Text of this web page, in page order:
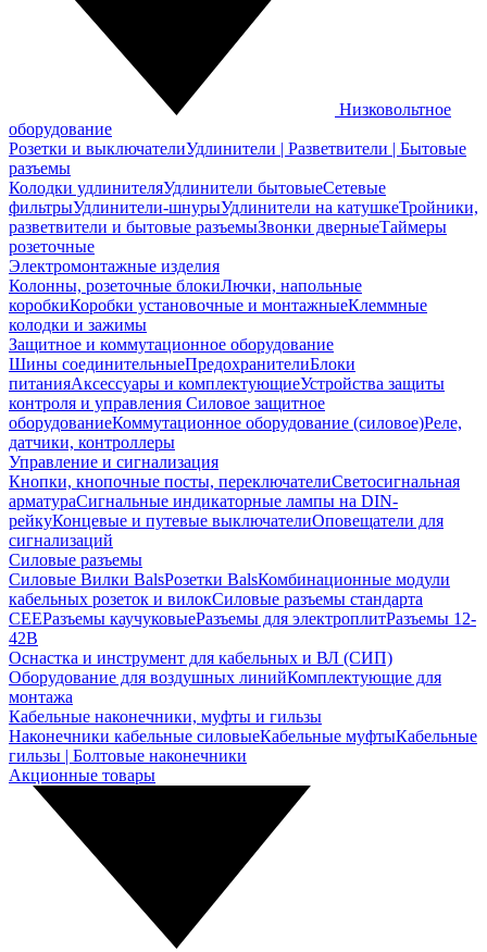
Низковольтное
оборудование
Розетки и выключателиУдлинители | Разветвители | Бытовые
разъемы
Колодки удлинителяУдлинители бытовыеСетевые
фильтрыУдлинители-шнурыУдлинители на катушкеТройники,
разветвители и бытовые разъемыЗвонки дверныеТаймеры
розеточные
Электромонтажные изделия
Колонны, розеточные блокиЛючки, напольные
коробкиКоробки установочные и монтажныеКлеммные
колодки и зажимы
Защитное и коммутационное оборудование
Шины соединительныеПредохранителиБлоки
питанияАксессуары и комплектующиеУстройства защиты
контроля и управления Силовое защитное
оборудованиеКоммутационное оборудование (силовое)Реле,
датчики, контроллеры
Управление и сигнализация
Кнопки, кнопочные посты, переключателиСветосигнальная
арматураСигнальные индикаторные лампы на DIN-
рейкуКонцевые и путевые выключателиОповещатели для
сигнализаций
Силовые разъемы
Силовые Вилки BalsРозетки BalsКомбинационные модули
кабельных розеток и вилокСиловые разъемы стандарта
CEEРазъемы каучуковыеРазъемы для электроплитРазъемы 12-
42В
Оснастка и инструмент для кабельных и ВЛ (СИП)
Оборудование для воздушных линийКомплектующие для
монтажа
Кабельные наконечники, муфты и гильзы
Наконечники кабельные силовыеКабельные муфтыКабельные
гильзы | Болтовые наконечники
Акционные товары